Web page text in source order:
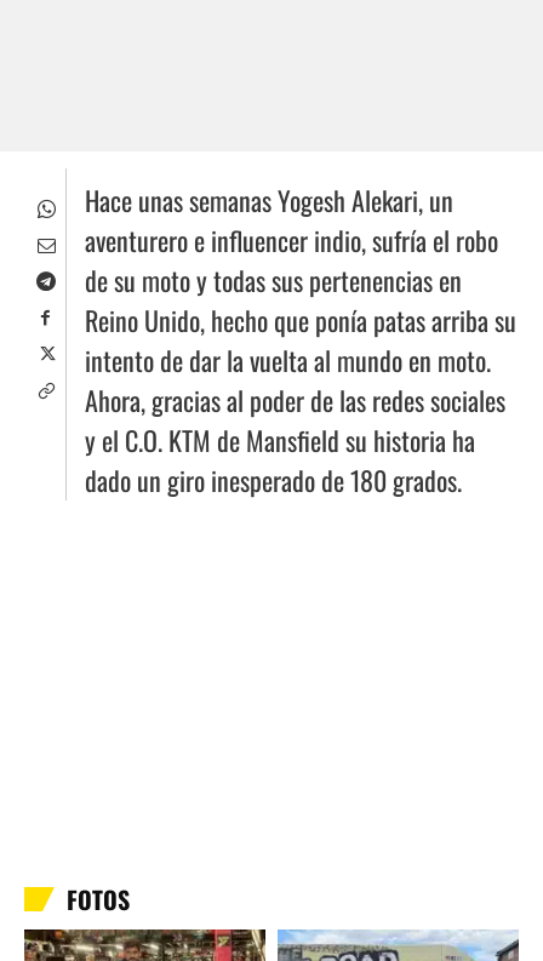
Hace unas semanas Yogesh Alekari, un
aventurero e influencer indio, sufría el robo
de su moto y todas sus pertenencias en
Reino Unido, hecho que ponía patas arriba su
intento de dar la vuelta al mundo en moto.
Ahora, gracias al poder de las redes sociales
y el C.O. KTM de Mansfield su historia ha
dado un giro inesperado de 180 grados.
FOTOS